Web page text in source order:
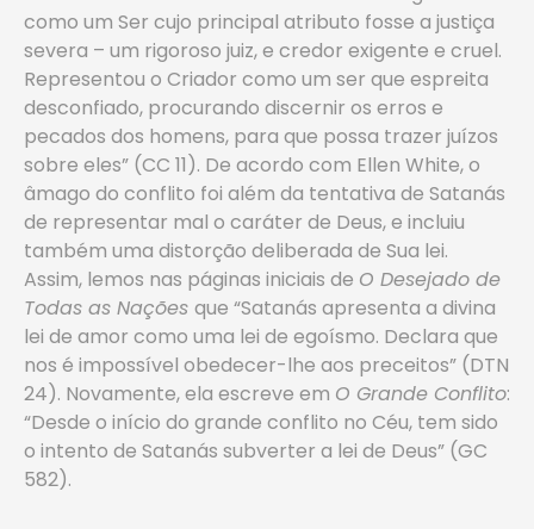
como um Ser cujo principal atributo fosse a justiça
severa – um rigoroso juiz, e credor exigente e cruel.
Representou o Criador como um ser que espreita
desconfiado, procurando discernir os erros e
pecados dos homens, para que possa trazer juízos
sobre eles” (CC 11). De acordo com Ellen White, o
âmago do conflito foi além da tentativa de Satanás
de representar mal o caráter de Deus, e incluiu
também uma distorção deliberada de Sua lei.
Assim, lemos nas páginas iniciais de O Desejado de
Todas as Nações que “Satanás apresenta a divina
lei de amor como uma lei de egoísmo. Declara que
nos é impossível obedecer-lhe aos preceitos” (DTN
24). Novamente, ela escreve em O Grande Conflito:
“Desde o início do grande conflito no Céu, tem sido
o intento de Satanás subverter a lei de Deus” (GC
582).